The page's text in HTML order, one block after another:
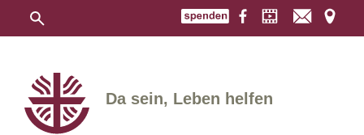
Da sein, Leben helfen